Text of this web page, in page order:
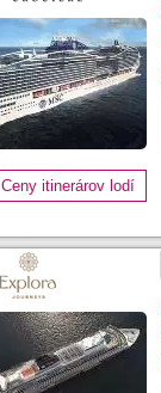
Ceny itinerárov lodí